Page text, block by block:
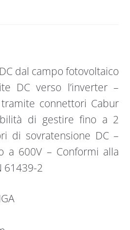
dal campo fotovoltaico
DC verso l’inverter –
connettori Cabur
di gestire fino a 2
di sovratensione DC –
a 600V – Conformi alla
61439-2